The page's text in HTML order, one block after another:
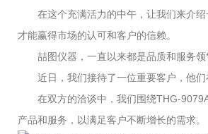
在这个充满活力的中午，让我们来介绍
才能赢得市场的认可和客户的信赖。
喆图仪器，一直以来都是品质和服务领*
近日，我们接待了一位重要客户，他们
在双方的洽谈中，我们围绕THG-
产品和服务，以满足客户不断增长的需求。